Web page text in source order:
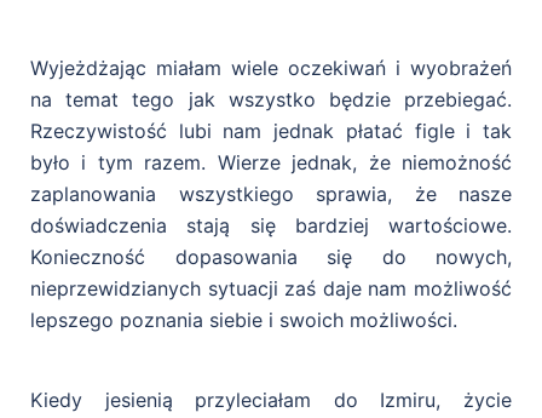
Wyjeżdżając miałam wiele oczekiwań i wyobrażeń
na temat tego jak wszystko będzie przebiegać.
Rzeczywistość lubi nam jednak płatać figle i tak
było i tym razem. Wierze jednak, że niemożność
zaplanowania wszystkiego sprawia, że nasze
doświadczenia stają się bardziej wartościowe.
Konieczność dopasowania się do nowych,
nieprzewidzianych sytuacji zaś daje nam możliwość
lepszego poznania siebie i swoich możliwości.
Kiedy jesienią przyleciałam do Izmiru, życie